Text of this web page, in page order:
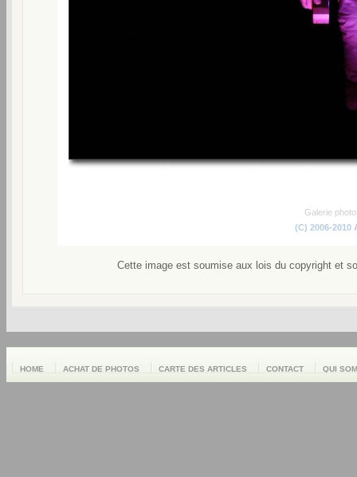
Galerie
(C) 2006-2010
Cette image est soumise aux lois du copyright et
HOME ACHAT DE PHOTOS CARTE DES ARTICLES CONTACT QUI